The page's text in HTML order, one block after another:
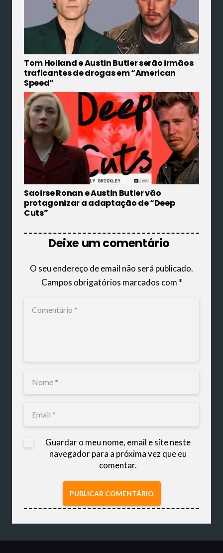
Tom Holland e Austin Butler serão irmãos
traficantes de drogas em “American
Speed”
Saoirse Ronan e Austin Butler vão
protagonizar a adaptação de “Deep
Cuts”
Deixe um comentário
O seu endereço de email não será publicado.
Campos obrigatórios marcados com *
Guardar o meu nome, email e site neste
navegador para a próxima vez que eu
comentar.
PUBLICAR COMENTÁRIO